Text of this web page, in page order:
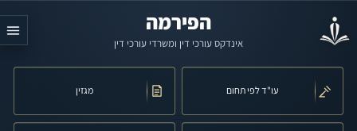
הפירמה
אינדקס עורכי דין ומשרדי עורכי דין
עו"ד לפי תחום מגזין